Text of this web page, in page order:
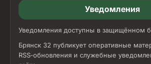
Уведомления
Уведомления доступны в защищённом
Брянск 32 публикует оперативные
RSS‑обновления и служебные